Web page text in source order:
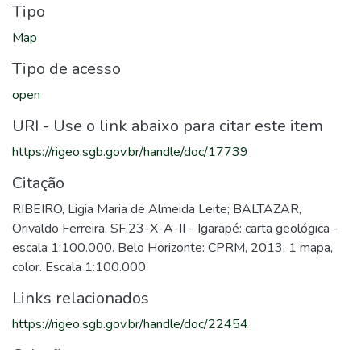
Tipo
Map
Tipo de acesso
open
URI - Use o link abaixo para citar este item
https://rigeo.sgb.gov.br/handle/doc/17739
Citação
RIBEIRO, Ligia Maria de Almeida Leite; BALTAZAR,
Orivaldo Ferreira. SF.23-X-A-II - Igarapé: carta geológica -
escala 1:100.000. Belo Horizonte: CPRM, 2013. 1 mapa,
color. Escala 1:100.000.
Links relacionados
https://rigeo.sgb.gov.br/handle/doc/22454